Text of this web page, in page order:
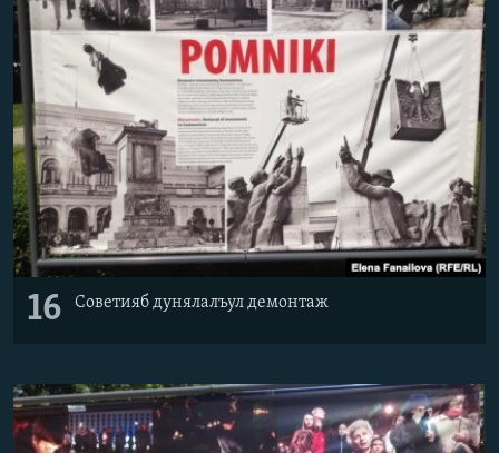
16 Советияб дунялалъул демонтаж